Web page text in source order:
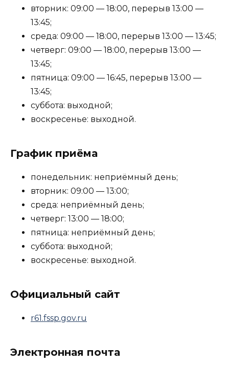
вторник: 09:00 — 18:00, перерыв 13:00 —
13:45;
среда: 09:00 — 18:00, перерыв 13:00 — 13:45;
четверг: 09:00 — 18:00, перерыв 13:00 —
13:45;
пятница: 09:00 — 16:45, перерыв 13:00 —
13:45;
суббота: выходной;
воскресенье: выходной.
График приёма
понедельник: неприёмный день;
вторник: 09:00 — 13:00;
среда: неприёмный день;
четверг: 13:00 — 18:00;
пятница: неприёмный день;
суббота: выходной;
воскресенье: выходной.
Официальный сайт
r61.fssp.gov.ru
Электронная почта